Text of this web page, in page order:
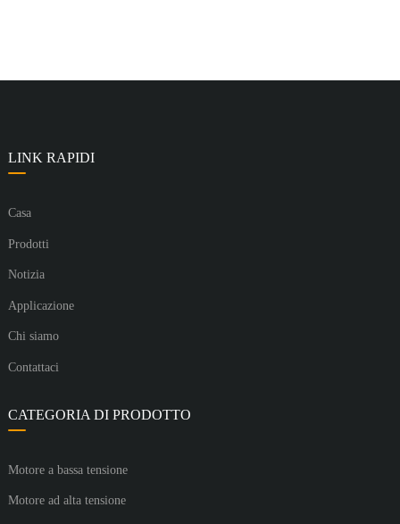
LINK RAPIDI
Casa
Prodotti
Notizia
Applicazione
Chi siamo
Contattaci
CATEGORIA DI PRODOTTO
Motore a bassa tensione
Motore ad alta tensione